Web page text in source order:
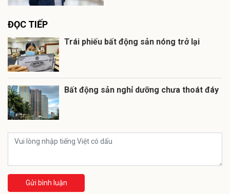
ĐỌC TIẾP
Trái phiếu bất động sản nóng trở lại
Bất động sản nghỉ dưỡng chưa thoát đáy
Gửi bình luận